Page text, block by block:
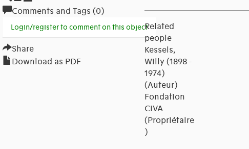
Comments and Tags (0)
Login/register to comment on this object
Share
Download as PDF
Related
people
Kessels,
Willy (1898 -
1974)
(Auteur)
Fondation
CIVA
(Propriétaire
)